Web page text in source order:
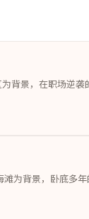
背景，在职场逆袭
为背景，卧底多